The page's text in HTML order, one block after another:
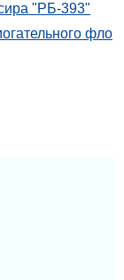
"РБ-393"
фло